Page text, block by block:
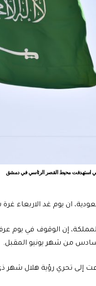
التي استهدفت محيط القصر الرئاسي في دمشق
ان يوم غد الاربعاء
من شهر يونيو المقبل.
إلى تحري رؤية هلال